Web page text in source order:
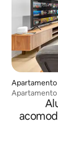
Apartamento
Apartamento
Estação de